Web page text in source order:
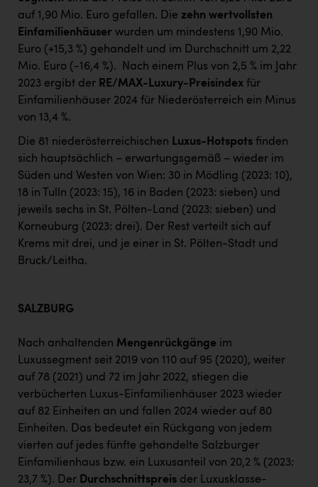
auf 1,90 Mio. Euro gefallen. Die zehn wertvollsten
Einfamilienhäuser wurden um mindestens 1,90 Mio.
Euro (+15,3 %) gehandelt und im Durchschnitt um 2,22
Mio. Euro (-16,4 %).
Nach einem Plus von 2,5 % im Jahr
2023 ergibt der RE/MAX-Luxury-Preisindex für
Einfamilienhäuser 2024 für Niederösterreich ein Minus
von 13,4 %.
Die 81 niederösterreichischen Luxus-Hotspots finden
sich hauptsächlich – erwartungsgemäß – wieder im
Süden und Westen von Wien: 30 in Mödling (2023: 10),
18 in Tulln (2023: 15), 16 in Baden (2023: sieben) und
jeweils sechs in St. Pölten-Land (2023: sieben) und
Korneuburg (2023: drei). Der Rest verteilt sich auf
Krems mit drei, und je einer in St. Pölten-Stadt und
Bruck/Leitha.
SALZBURG
Nach anhaltenden Mengenrückgänge im
Luxussegment seit 2019 von 110 auf 95 (2020), weiter
auf 78 (2021) und 72 im Jahr 2022, stiegen die
verbücherten Luxus-Einfamilienhäuser 2023 wieder
auf 82 Einheiten an und fallen 2024 wieder auf 80
Einheiten. Das bedeutet ein Rückgang von jedem
vierten auf jedes fünfte gehandelte Salzburger
Einfamilienhaus bzw. ein Luxusanteil von 20,2 % (2023:
23,7 %). Der Durchschnittspreis der Luxusklasse-